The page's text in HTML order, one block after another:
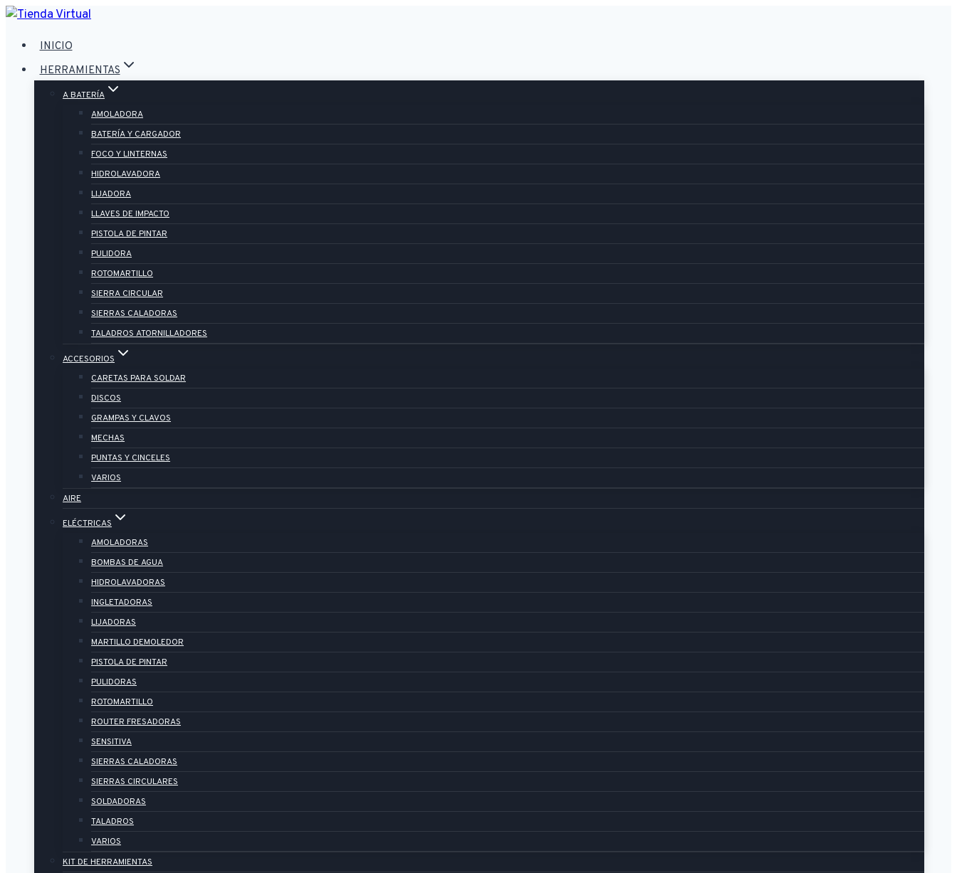
Saltar
contenido
INICIO
HERRAMIENTAS
A BATERÍA
AMOLADORA
BATERÍA Y CARGADOR
FOCO Y LINTERNAS
HIDROLAVADORA
LIJADORA
LLAVES DE IMPACTO
PISTOLA DE PINTAR
PULIDORA
ROTOMARTILLO
SIERRA CIRCULAR
SIERRAS CALADORAS
TALADROS ATORNILLADORES
ACCESORIOS
CARETAS PARA SOLDAR
DISCOS
GRAMPAS Y CLAVOS
MECHAS
PUNTAS Y CINCELES
VARIOS
AIRE
ELÉCTRICAS
AMOLADORAS
BOMBAS DE AGUA
HIDROLAVADORAS
INGLETADORAS
LIJADORAS
MARTILLO DEMOLEDOR
PISTOLA DE PINTAR
PULIDORAS
ROTOMARTILLO
ROUTER FRESADORAS
SENSITIVA
SIERRAS CALADORAS
SIERRAS CIRCULARES
SOLDADORAS
TALADROS
VARIOS
KIT DE HERRAMIENTAS